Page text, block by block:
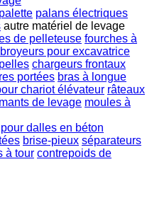
palans électriques
autre matériel de levage
de pelleteuse fourches à
broyeurs pour excavatrice
chargeurs frontaux
portées bras à longue
chariot élévateur râteaux
de levage moules à
dalles en béton
brise-pieux séparateurs
à tour contrepoids de